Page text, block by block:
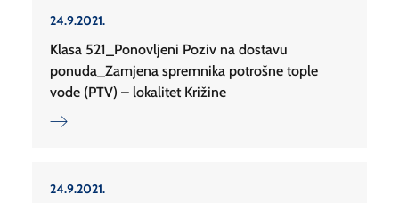
24.9.2021.
Klasa 521_Ponovljeni Poziv na dostavu
ponuda_Zamjena spremnika potrošne tople
vode (PTV) – lokalitet Križine
24.9.2021.